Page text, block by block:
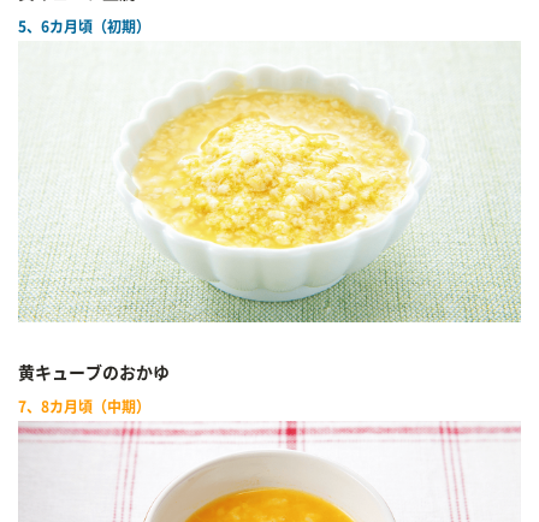
5、6カ月頃（初期）
黄キューブのおかゆ
7、8カ月頃（中期）